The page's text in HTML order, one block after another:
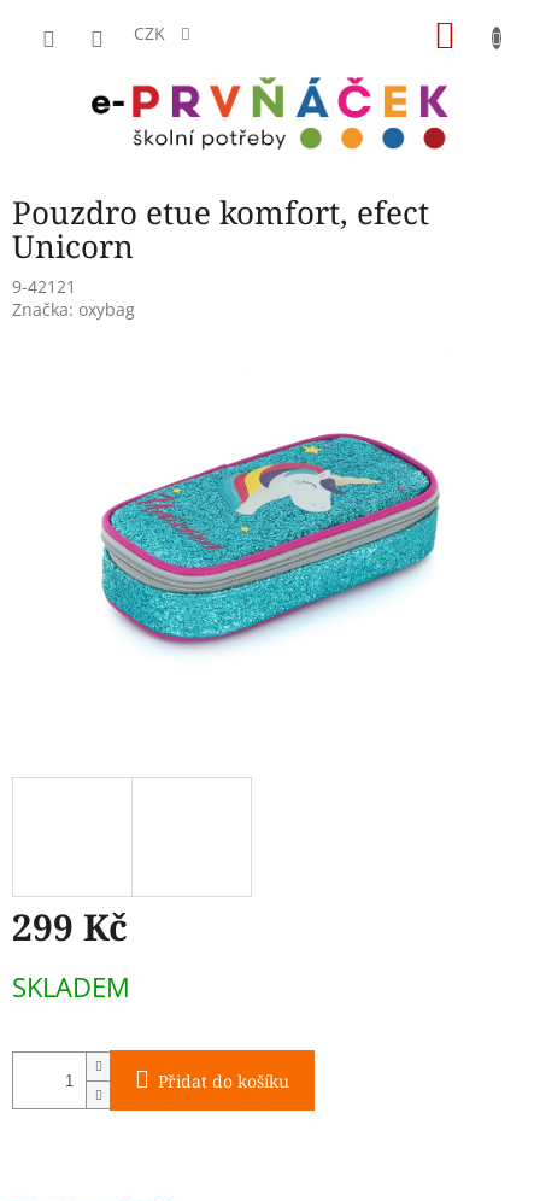
CZK
Pouzdro etue komfort, efect
Unicorn
9-42121
Značka: oxybag
299 Kč
cena:
SKLADEM
Přidat do košíku